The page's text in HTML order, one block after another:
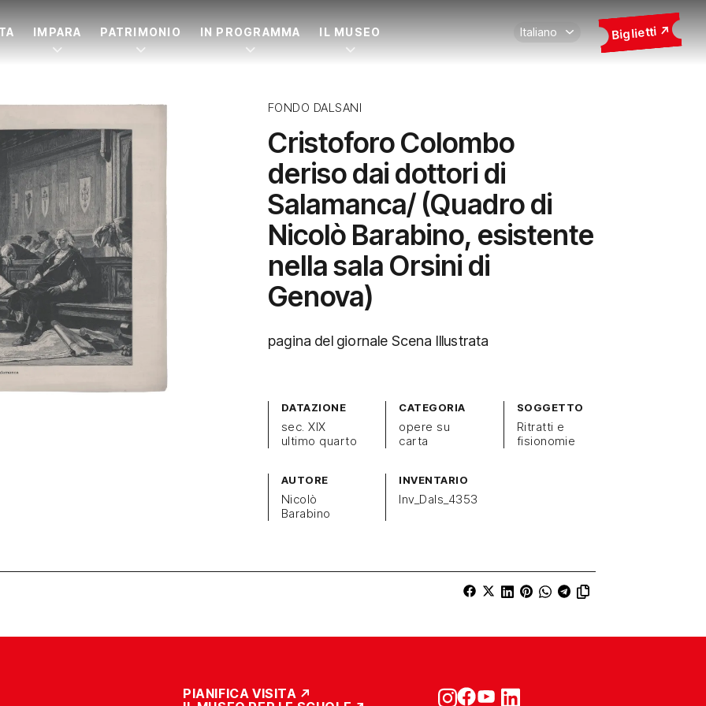
IMPARA PATRIMONIO IN PROGRAMMA IL MUSEO Biglietti
FONDO DALSANI
Cristoforo Colombo
deriso dai dottori di
Salamanca/ (Quadro di
Nicolò Barabino, esistente
nella sala Orsini di
Genova)
pagina del giornale Scena Illustrata
DATAZIONE
sec. XIX
ultimo quarto
CATEGORIA
opere su
carta
SOGGETTO
Ritratti e
fisionomie
AUTORE
Nicolò
Barabino
INVENTARIO
Inv_Dals_4353
PIANIFICA VISITA